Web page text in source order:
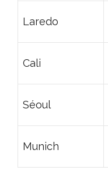
Laredo
Cali
Séoul
Munich